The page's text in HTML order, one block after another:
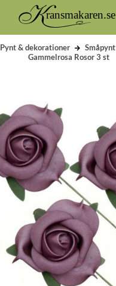
Pynt & dekorationer Småpynt
Gammelrosa Rosor 3 st